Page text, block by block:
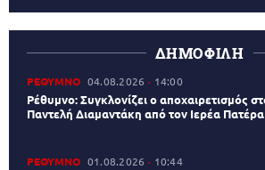
ΔΗΜΟΦΙΛΗ
ΡΕΘΥΜΝΟ 04.08.2026 14:00
Ρέθυμνο: Συγκλονίζει ο αποχαιρετισμός
Παντελή Διαμαντάκη από τον Ιερέα
ΡΕΘΥΜΝΟ 01.08.2026 10:44